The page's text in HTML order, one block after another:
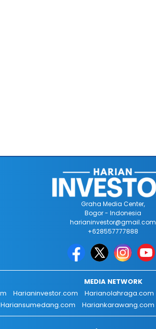
Graha Media Center,
Bogor - Indonesia
harianinvestor@gmail.com
+628557777888
MEDIA NETWORK
Harianinvestor.com Harianolahraga.com
Hariansumedang.com
Hariankarawang.com